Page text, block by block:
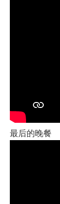
最后的晚餐